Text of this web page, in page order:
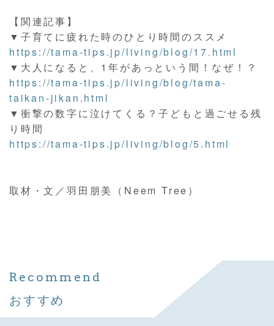
【関連記事】
▼子育てに疲れた時のひとり時間のススメ
https://tama-tips.jp/living/blog/17.html
▼大人になると、1年があっという間！なぜ！？
https://tama-tips.jp/living/blog/tama-
taikan-jikan.html
▼衝撃の数字に泣けてくる？子どもと過ごせる残
り時間
https://tama-tips.jp/living/blog/5.html
取材・文／羽田朋美（Neem Tree）
Recommend
おすすめ